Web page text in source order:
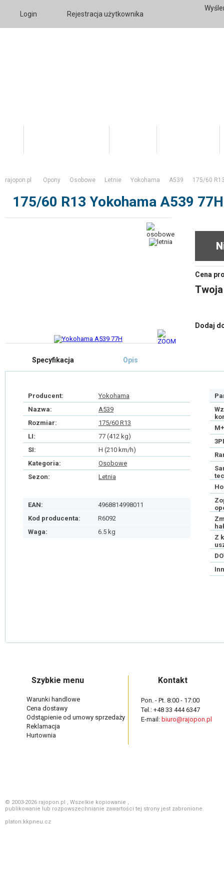
Login Rejestracja użytkownika
rajopon.pl Opony Osobowe Letnie Yokohama A539 175/60
175/60 R13 Yokohama A539 77H
Cena
Dodaj
Specyfikacja Opis
Producent:
Yokohama
Nazwa:
A539
Rozmiar:
175/60 R13
LI:
77 (412 kg)
SI:
H (210 km/h)
Kategoria:
Osobowe
Sezon:
Letnia
EAN:
4968814998011
Kod producenta:
R6092
Waga:
6.5 kg
Z
Szybkie menu
Warunki handlowe
Cena dostawy
Odstąpienie od umowy sprzedaży
Reklamacja
Hurtownia
Kontakt
Pon. - Pt. 8:00 - 17:00
Tel.: +48 33 444 6347
E-mail: biuro@rajopon.pl
© 2003-2026 rajopon.pl , Wszelkie kopiowanie ,
publikowanie lub rozpowszechnianie zawartości tej strony jest zabronione.
platon.kkpneu.cz